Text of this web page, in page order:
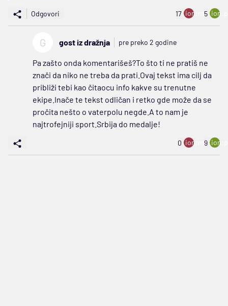
Odgovori 17 ion:minus
5
G gost iz dražnja pre preko 2 godine
Pa zašto onda komentarišeš?To što ti ne pratiš ne
znači da niko ne treba da prati.Ovaj tekst ima cilj da
približi tebi kao čitaocu info kakve su trenutne
ekipe.Inače te tekst odličan i retko gde može da se
pročita nešto o vaterpolu negde.A to nam je
najtrofejniji sport.Srbija do medalje!
0 ion:minus
9